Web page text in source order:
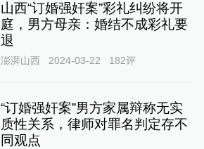
山西“订婚强奸案”彩礼纠纷将开
庭，男方母亲：婚结不成彩礼要
退
澎湃山西 2024-03-22 182评
“订婚强奸案”男方家属辩称无实
质性关系，律师对罪名判定存不
同观点